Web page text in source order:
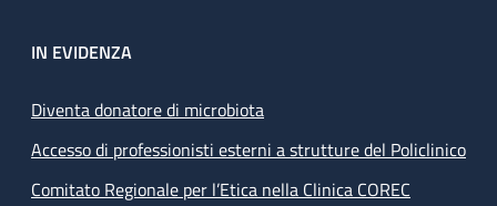
IN EVIDENZA
Diventa donatore di microbiota
Accesso di professionisti esterni a strutture del Policlinico
Comitato Regionale per l’Etica nella Clinica COREC